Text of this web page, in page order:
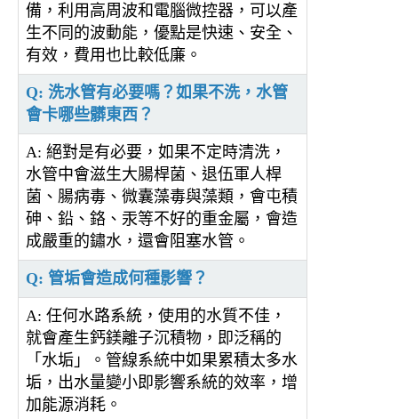
備，利用高周波和電腦微控器，可以產
生不同的波動能，優點是快速、安全、
有效，費用也比較低廉。
Q: 洗水管有必要嗎？如果不洗，水管
會卡哪些髒東西？
A: 絕對是有必要，如果不定時清洗，
水管中會滋生大腸桿菌、退伍軍人桿
菌、腸病毒、微囊藻毒與藻類，會屯積
砷、鉛、鉻、汞等不好的重金屬，會造
成嚴重的鏽水，還會阻塞水管。
Q: 管垢會造成何種影響？
A: 任何水路系統，使用的水質不佳，
就會產生鈣鎂離子沉積物，即泛稱的
「水垢」。管線系統中如果累積太多水
垢，出水量變小即影響系統的效率，增
加能源消耗。